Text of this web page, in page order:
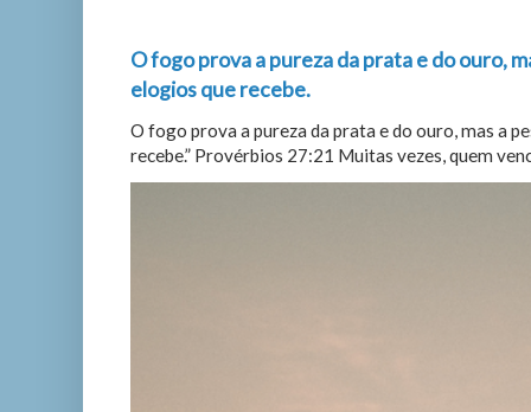
O fogo prova a pureza da prata e do ouro,
elogios que recebe.
O fogo prova a pureza da prata e do ouro, mas a
recebe.” Provérbios 27:21 Muitas vezes, quem